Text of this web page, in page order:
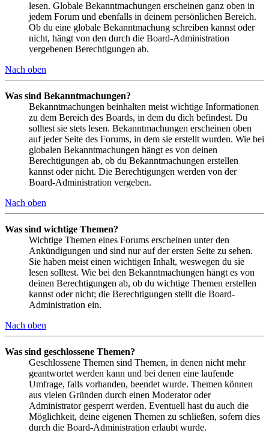
lesen. Globale Bekanntmachungen erscheinen ganz oben in
jedem Forum und ebenfalls in deinem persönlichen Bereich.
Ob du eine globale Bekanntmachung schreiben kannst oder
nicht, hängt von den durch die Board-Administration
vergebenen Berechtigungen ab.
Nach oben
Was sind Bekanntmachungen?
Bekanntmachungen beinhalten meist wichtige Informationen
zu dem Bereich des Boards, in dem du dich befindest. Du
solltest sie stets lesen. Bekanntmachungen erscheinen oben
auf jeder Seite des Forums, in dem sie erstellt wurden. Wie bei
globalen Bekanntmachungen hängt es von deinen
Berechtigungen ab, ob du Bekanntmachungen erstellen
kannst oder nicht. Die Berechtigungen werden von der
Board-Administration vergeben.
Nach oben
Was sind wichtige Themen?
Wichtige Themen eines Forums erscheinen unter den
Ankündigungen und sind nur auf der ersten Seite zu sehen.
Sie haben meist einen wichtigen Inhalt, weswegen du sie
lesen solltest. Wie bei den Bekanntmachungen hängt es von
deinen Berechtigungen ab, ob du wichtige Themen erstellen
kannst oder nicht; die Berechtigungen stellt die Board-
Administration ein.
Nach oben
Was sind geschlossene Themen?
Geschlossene Themen sind Themen, in denen nicht mehr
geantwortet werden kann und bei denen eine laufende
Umfrage, falls vorhanden, beendet wurde. Themen können
aus vielen Gründen durch einen Moderator oder
Administrator gesperrt werden. Eventuell hast du auch die
Möglichkeit, deine eigenen Themen zu schließen, sofern dies
durch die Board-Administration erlaubt wurde.